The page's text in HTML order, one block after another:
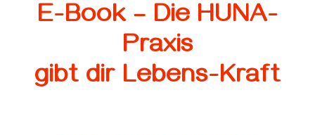
E-Book – Die HUNA-
Praxis
gibt dir Lebens-Kraft